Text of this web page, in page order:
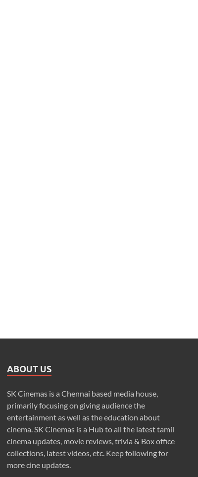
ABOUT US
SK Cinemas is a Chennai based media house,
primarily focusing on giving audience the
entertainment as well as the education about
cinema. SK Cinemas is a Hub to all the latest tamil
cinema updates, movie reviews, trivia & Box office
collections, latest videos, etc. Keep following for
more cine updates.